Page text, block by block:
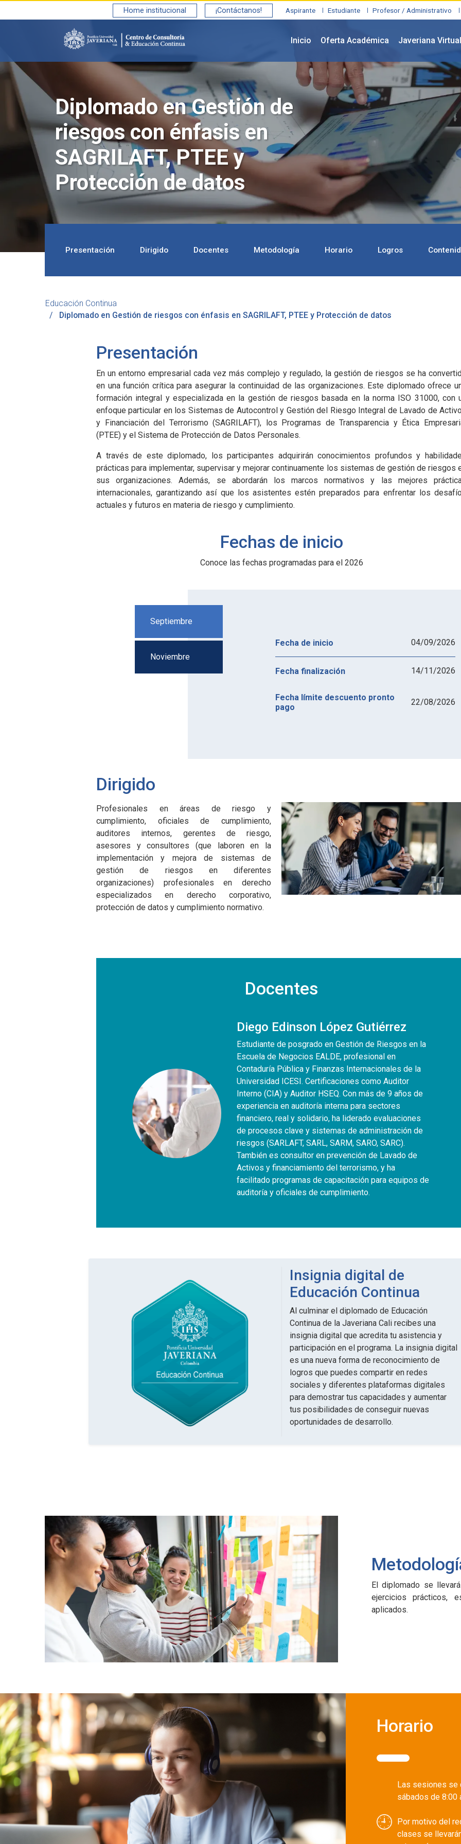
Aspirante Estudiante Profesor / Administrativo
Home institucional ¡Contáctanos!
Inicio Oferta Académica Javeriana Virtual
Diplomado en Gestión de
riesgos con énfasis en
SAGRILAFT, PTEE y
Protección de datos
Presentación Dirigido Docentes Metodología Horario Logros
Educación Continua
Diplomado en Gestión de riesgos con énfasis en SAGRILAFT, PTEE y Protección de datos
Presentación
En un entorno empresarial cada vez más complejo y regulado, la gestión de riesgos se ha
en una función crítica para asegurar la continuidad de las organizaciones. Este diplomado ofrece
formación integral y especializada en la gestión de riesgos basada en la norma ISO 31000, con
enfoque particular en los Sistemas de Autocontrol y Gestión del Riesgo Integral de Lavado de
y Financiación del Terrorismo (SAGRILAFT), los Programas de Transparencia y Ética
(PTEE) y el Sistema de Protección de Datos Personales.
A través de este diplomado, los participantes adquirirán conocimientos profundos y
prácticas para implementar, supervisar y mejorar continuamente los sistemas de gestión de riesgos
sus organizaciones. Además, se abordarán los marcos normativos y las mejores
internacionales, garantizando así que los asistentes estén preparados para enfrentar los
actuales y futuros en materia de riesgo y cumplimiento.
Fechas de inicio
Conoce las fechas programadas para el 2026
Septiembre
Fecha de inicio 04/09/2026
Fecha finalización 14/11/2026
Fecha límite descuento pronto
pago
22/08/2026
Noviembre
Dirigido
Profesionales en áreas de riesgo y
cumplimiento, oficiales de cumplimiento,
auditores internos, gerentes de riesgo,
asesores y consultores (que laboren en la
implementación y mejora de sistemas de
gestión de riesgos en diferentes
organizaciones) profesionales en derecho
especializados en derecho corporativo,
protección de datos y cumplimiento normativo.
Docentes
Diego Edinson López Gutiérrez
Estudiante de posgrado en Gestión de Riesgos en la
Escuela de Negocios EALDE, profesional en
Contaduría Pública y Finanzas Internacionales de la
Universidad ICESI. Certificaciones como Auditor
Interno (CIA) y Auditor HSEQ. Con más de 9 años de
experiencia en auditoría interna para sectores
financiero, real y solidario, ha liderado evaluaciones
de procesos clave y sistemas de administración de
riesgos (SARLAFT, SARL, SARM, SARO, SARC).
También es consultor en prevención de Lavado de
Activos y financiamiento del terrorismo, y ha
facilitado programas de capacitación para equipos de
auditoría y oficiales de cumplimiento.
Insignia digital de
Educación Continua
Al culminar el diplomado de Educación
Continua de la Javeriana Cali recibes una
insignia digital que acredita tu asistencia y
participación en el programa. La insignia digital
es una nueva forma de reconocimiento de
logros que puedes compartir en redes
sociales y diferentes plataformas digitales
para demostrar tus capacidades y aumentar
tus posibilidades de conseguir nuevas
oportunidades de desarrollo.
El diplomado se
ejercicios prácticos,
aplicados.
Horario
Las sesiones se
sábados de 8:00
Por motivo del
clases se